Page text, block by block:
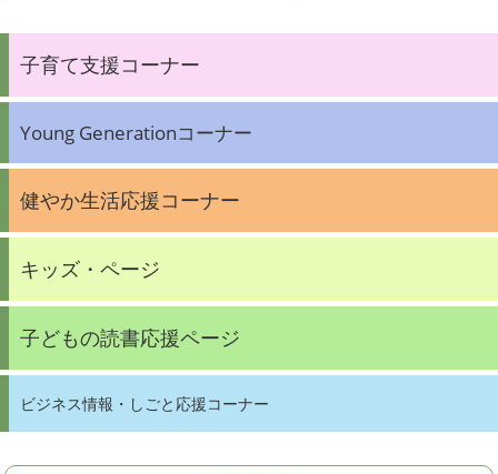
子育て支援コーナー
Young Generationコーナー
健やか生活応援コーナー
キッズ・ページ
子どもの読書応援ページ
ビジネス情報・しごと応援コーナー